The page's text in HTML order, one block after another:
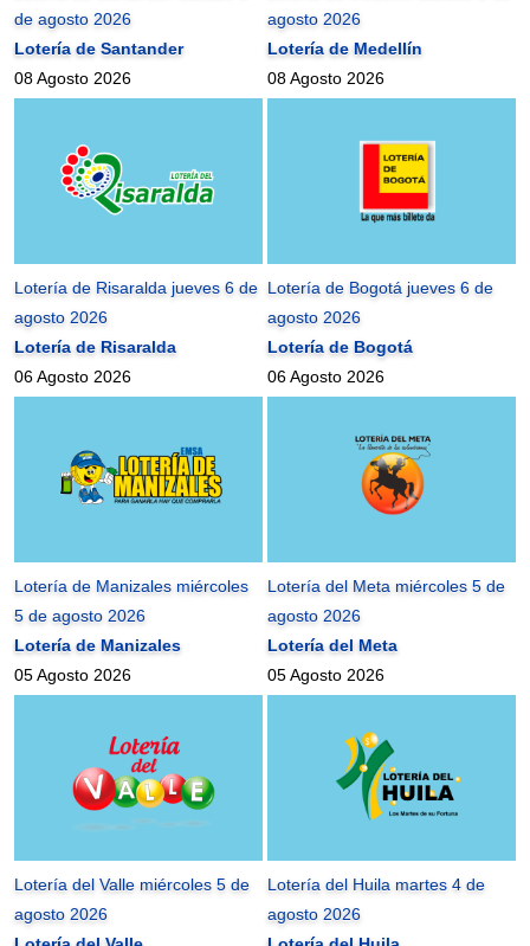
de agosto 2026
Lotería de Santander
08 Agosto 2026
agosto 2026
Lotería de Medellín
08 Agosto 2026
Lotería de Risaralda jueves 6 de
agosto 2026
Lotería de Risaralda
06 Agosto 2026
Lotería de Bogotá jueves 6 de
agosto 2026
Lotería de Bogotá
06 Agosto 2026
Lotería de Manizales miércoles
5 de agosto 2026
Lotería de Manizales
05 Agosto 2026
Lotería del Meta miércoles 5 de
agosto 2026
Lotería del Meta
05 Agosto 2026
Lotería del Valle miércoles 5 de
agosto 2026
Lotería del Huila martes 4 de
agosto 2026